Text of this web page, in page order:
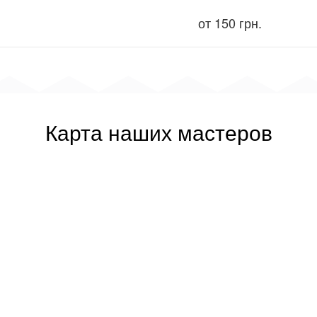
от 150 грн.
Карта наших мастеров